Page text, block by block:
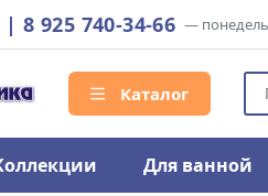
|8 925 740-34-66 —
Каталог
Для ванной